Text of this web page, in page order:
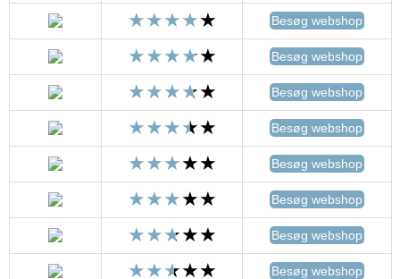
Besøg webshop
Besøg webshop
Besøg webshop
Besøg webshop
Besøg webshop
Besøg webshop
Besøg webshop
Besøg webshop